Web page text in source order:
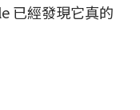
已經發現它真的